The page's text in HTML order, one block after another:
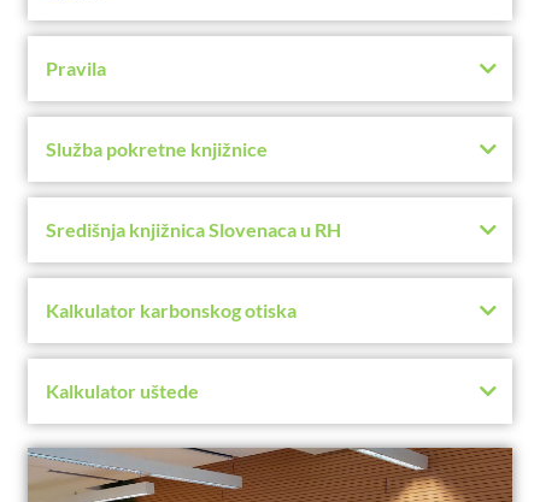
Pravila
Služba pokretne knjižnice
Središnja knjižnica Slovenaca u RH
Kalkulator karbonskog otiska
Kalkulator uštede